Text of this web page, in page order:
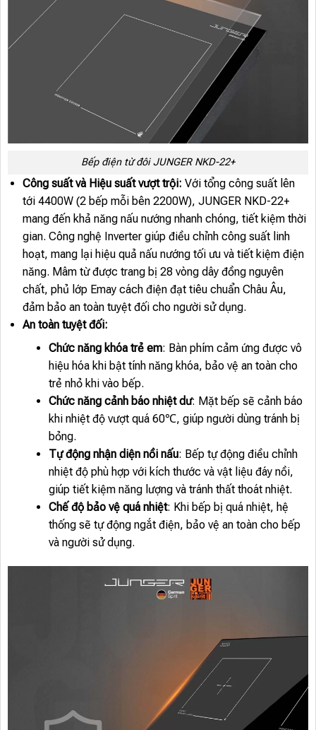
Bếp điện từ đôi JUNGER NKD-22+
Công suất và Hiệu suất vượt trội: Với tổng công suất lên
tới 4400W (2 bếp mỗi bên 2200W), JUNGER NKD-22+
mang đến khả năng nấu nướng nhanh chóng, tiết kiệm thời
gian. Công nghệ Inverter giúp điều chỉnh công suất linh
hoạt, mang lại hiệu quả nấu nướng tối ưu và tiết kiệm điện
năng. Mâm từ được trang bị 28 vòng dây đồng nguyên
chất, phủ lớp Emay cách điện đạt tiêu chuẩn Châu Âu,
đảm bảo an toàn tuyệt đối cho người sử dụng.
An toàn tuyệt đối:
Chức năng khóa trẻ em: Bàn phím cảm ứng được vô
hiệu hóa khi bật tính năng khóa, bảo vệ an toàn cho
trẻ nhỏ khi vào bếp.
Chức năng cảnh báo nhiệt dư: Mặt bếp sẽ cảnh báo
khi nhiệt độ vượt quá 60℃, giúp người dùng tránh bị
bỏng.
Tự động nhận diện nồi nấu: Bếp tự động điều chỉnh
nhiệt độ phù hợp với kích thước và vật liệu đáy nồi,
giúp tiết kiệm năng lượng và tránh thất thoát nhiệt.
Chế độ bảo vệ quá nhiệt: Khi bếp bị quá nhiệt, hệ
thống sẽ tự động ngắt điện, bảo vệ an toàn cho bếp
và người sử dụng.